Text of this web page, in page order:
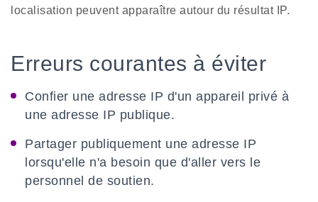
localisation peuvent apparaître autour du résultat IP.
Erreurs courantes à éviter
Confier une adresse IP d'un appareil privé à
une adresse IP publique.
Partager publiquement une adresse IP
lorsqu'elle n'a besoin que d'aller vers le
personnel de soutien.